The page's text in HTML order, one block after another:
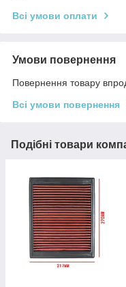
Всі умови оплати
Умови повернення
Повернення товару
Всі умови повернення
Подібні товари